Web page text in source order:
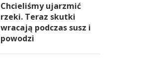
Chcieliśmy ujarzmić
rzeki. Teraz skutki
wracają podczas susz i
powodzi